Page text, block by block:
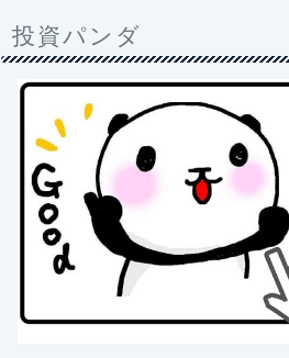
投資パンダ